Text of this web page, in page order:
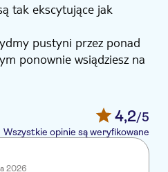
tak ekscytujące jak
pustyni przez ponad
ponownie wsiądziesz na
słońce zachodzi nad
4,2/5
Wszystkie opinie są weryfikowane
2026